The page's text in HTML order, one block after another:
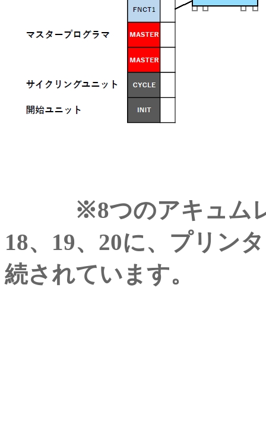
※8つのアキュムレ
18、19、20に、プリン
続されています。